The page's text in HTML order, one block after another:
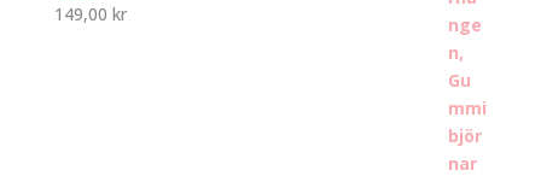
Betygsatt
149,00 kr